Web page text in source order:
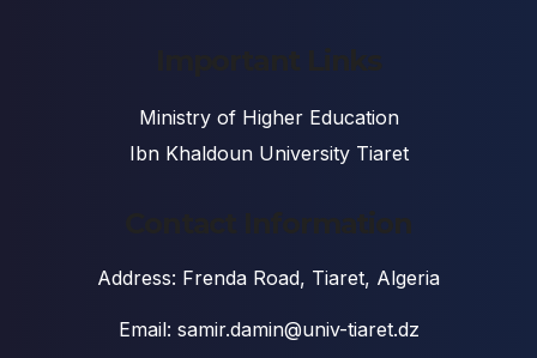
Important Links
Ministry of Higher Education
Ibn Khaldoun University Tiaret
Contact Information
Address: Frenda Road, Tiaret, Algeria
Email: samir.damin@univ-tiaret.dz